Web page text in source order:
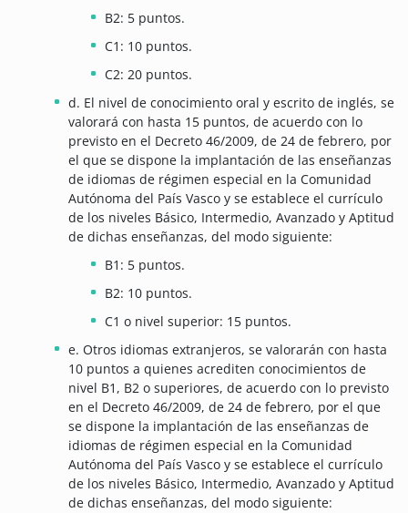
B2: 5 puntos.
C1: 10 puntos.
C2: 20 puntos.
d. El nivel de conocimiento oral y escrito de inglés, se
valorará con hasta 15 puntos, de acuerdo con lo
previsto en el Decreto 46/2009, de 24 de febrero, por
el que se dispone la implantación de las enseñanzas
de idiomas de régimen especial en la Comunidad
Autónoma del País Vasco y se establece el currículo
de los niveles Básico, Intermedio, Avanzado y Aptitud
de dichas enseñanzas, del modo siguiente:
B1: 5 puntos.
B2: 10 puntos.
C1 o nivel superior: 15 puntos.
e. Otros idiomas extranjeros, se valorarán con hasta
10 puntos a quienes acrediten conocimientos de
nivel B1, B2 o superiores, de acuerdo con lo previsto
en el Decreto 46/2009, de 24 de febrero, por el que
se dispone la implantación de las enseñanzas de
idiomas de régimen especial en la Comunidad
Autónoma del País Vasco y se establece el currículo
de los niveles Básico, Intermedio, Avanzado y Aptitud
de dichas enseñanzas, del modo siguiente: